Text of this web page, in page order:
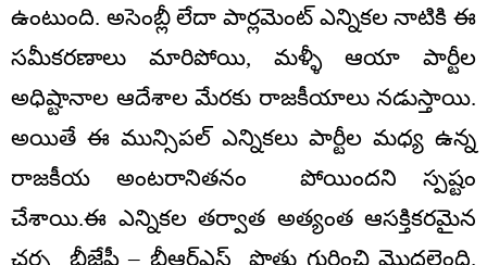
ఉంటుంది. అసెంబ్లీ లేదా పార్లమెంట్ ఎన్నికల నాటికి ఈ
సమీకరణాలు మారిపోయి, మళ్ళీ ఆయా పార్టీల
అధిష్టానాల ఆదేశాల మేరకు రాజకీయాలు నడుస్తాయి.
అయితే ఈ మున్సిపల్ ఎన్నికలు పార్టీల మధ్య ఉన్న
రాజకీయ అంటరానితనం పోయిందని స్పష్టం
చేశాయి.ఈ ఎన్నికల తర్వాత అత్యంత ఆసక్తికరమైన
చర్చ బీజేపీ – బీఆర్ఎస్ పొత్తు గురించి మొదలైంది.